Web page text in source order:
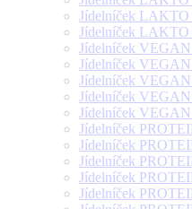
Jídelníček LAKTO
Jídelníček LAKTO
Jídelníček VEGAN
Jídelníček VEGAN
Jídelníček VEGAN
Jídelníček VEGAN
Jídelníček VEGAN
Jídelníček
Jídelníček
Jídelníček
Jídelníček
Jídelníček